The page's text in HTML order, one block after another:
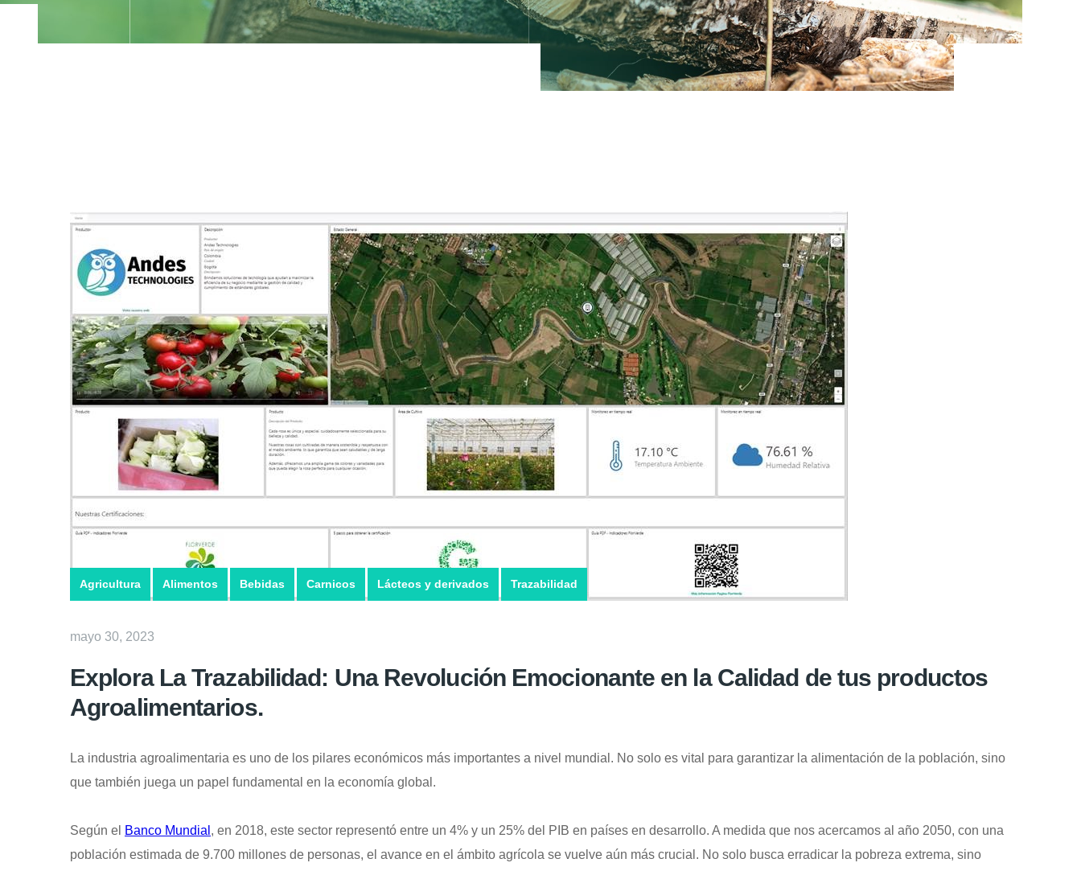
Agricultura Alimentos Bebidas Carnicos Lácteos y derivados Trazabilidad
mayo 30, 2023
Explora La Trazabilidad: Una Revolución Emocionante en la Calidad de tus productos
Agroalimentarios.
La industria agroalimentaria es uno de los pilares económicos más importantes a nivel mundial. No solo es vital para garantizar la alimentación de la población, sino
que también juega un papel fundamental en la economía global.
Según el Banco Mundial , en 2018, este sector representó entre un 4% y un 25% del PIB en países en desarrollo. A medida que nos acercamos al año 2050, con una
población estimada de 9.700 millones de personas, el avance en el ámbito agrícola se vuelve aún más crucial. No solo busca erradicar la pobreza extrema, sino